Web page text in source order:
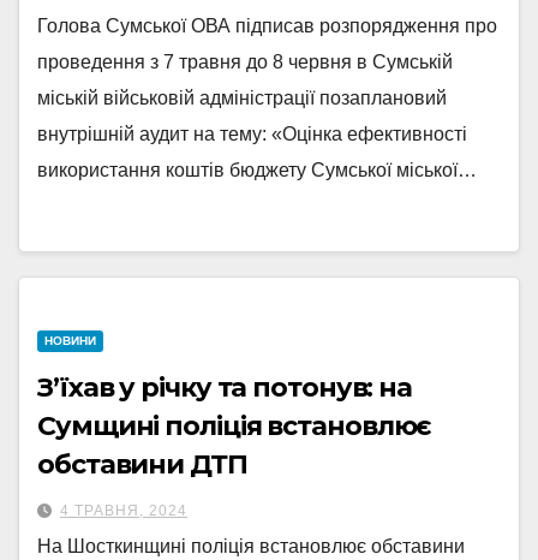
Голова Сумської ОВА підписав розпорядження про
проведення з 7 травня до 8 червня в Сумській
міській військовій адміністрації позаплановий
внутрішній аудит на тему: «Оцінка ефективності
використання коштів бюджету Сумської міської…
НОВИНИ
Зʼїхав у річку та потонув: на
Сумщині поліція встановлює
обставини ДТП
4 ТРАВНЯ, 2024
На Шосткинщині поліція встановлює обставини